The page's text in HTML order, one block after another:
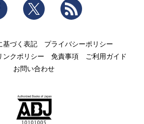
Facebook Twitter
基づく表記
プライバシーポリシー
ンクポリシー 免責事項
ご利用ガイド
お問い合わせ